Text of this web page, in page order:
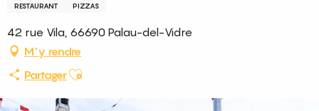
RESTAURANT PIZZAS
42 rue Vila, 66690 Palau-del-Vidre
M'y rendre
PartagerAjouter aux favoris